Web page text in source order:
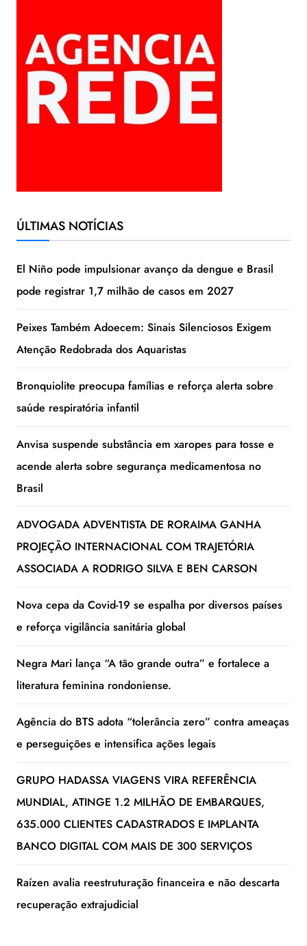
ÚLTIMAS NOTÍCIAS
El Niño pode impulsionar avanço da dengue e Brasil
pode registrar 1,7 milhão de casos em 2027
Peixes Também Adoecem: Sinais Silenciosos Exigem
Atenção Redobrada dos Aquaristas
Bronquiolite preocupa famílias e reforça alerta sobre
saúde respiratória infantil
Anvisa suspende substância em xaropes para tosse e
acende alerta sobre segurança medicamentosa no
Brasil
ADVOGADA ADVENTISTA DE RORAIMA GANHA
PROJEÇÃO INTERNACIONAL COM TRAJETÓRIA
ASSOCIADA A RODRIGO SILVA E BEN CARSON
Nova cepa da Covid-19 se espalha por diversos países
e reforça vigilância sanitária global
Negra Mari lança “A tão grande outra” e fortalece a
literatura feminina rondoniense.
Agência do BTS adota “tolerância zero” contra ameaças
e perseguições e intensifica ações legais
GRUPO HADASSA VIAGENS VIRA REFERÊNCIA
MUNDIAL, ATINGE 1.2 MILHÃO DE EMBARQUES,
635.000 CLIENTES CADASTRADOS E IMPLANTA
BANCO DIGITAL COM MAIS DE 300 SERVIÇOS
Raízen avalia reestruturação financeira e não descarta
recuperação extrajudicial